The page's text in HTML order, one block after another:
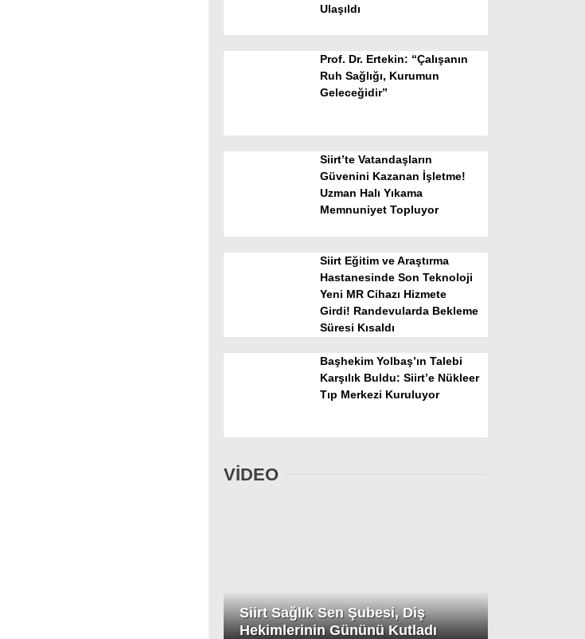
Instagram
Ulaşıldı
Prof. Dr. Ertekin: “Çalışanın
Ruh Sağlığı, Kurumun
Geleceğidir”
Siirt’te Vatandaşların
Güvenini Kazanan İşletme!
Uzman Halı Yıkama
Memnuniyet Topluyor
Siirt Eğitim ve Araştırma
Hastanesinde Son Teknoloji
Yeni MR Cihazı Hizmete
Girdi! Randevularda Bekleme
Süresi Kısaldı
Başhekim Yolbaş’ın Talebi
Karşılık Buldu: Siirt’e Nükleer
Tıp Merkezi Kuruluyor
VİDEO
Siirt Sağlık Sen Şubesi, Diş
Hekimlerinin Gününü Kutladı